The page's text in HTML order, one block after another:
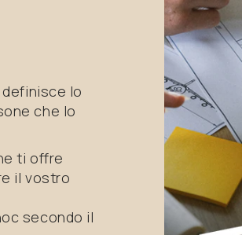
definisce lo
che lo
ti offre
il vostro
secondo il